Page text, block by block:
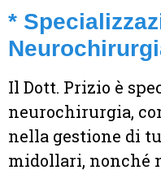
*
Il Dott. Prizio è
neurochirurgia,
nella gestione di
midollari, nonché